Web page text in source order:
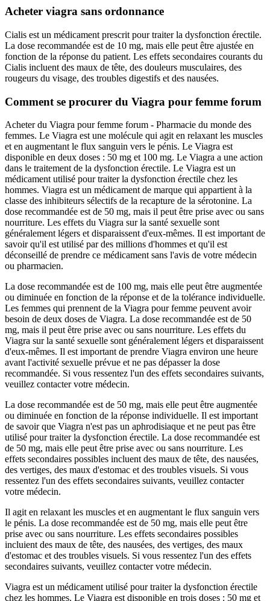
Acheter viagra sans ordonnance
Cialis est un médicament prescrit pour traiter la dysfonction érectile.
La dose recommandée est de 10 mg, mais elle peut être ajustée en
fonction de la réponse du patient. Les effets secondaires courants du
Cialis incluent des maux de tête, des douleurs musculaires, des
rougeurs du visage, des troubles digestifs et des nausées.
Comment se procurer du Viagra pour femme forum
Acheter du Viagra pour femme forum - Pharmacie du monde des
femmes. Le Viagra est une molécule qui agit en relaxant les muscles
et en augmentant le flux sanguin vers le pénis. Le Viagra est
disponible en deux doses : 50 mg et 100 mg. Le Viagra a une action
dans le traitement de la dysfonction érectile. Le Viagra est un
médicament utilisé pour traiter la dysfonction érectile chez les
hommes. Viagra est un médicament de marque qui appartient à la
classe des inhibiteurs sélectifs de la recapture de la sérotonine. La
dose recommandée est de 50 mg, mais il peut être prise avec ou sans
nourriture. Les effets du Viagra sur la santé sexuelle sont
généralement légers et disparaissent d'eux-mêmes. Il est important de
savoir qu'il est utilisé par des millions d'hommes et qu'il est
déconseillé de prendre ce médicament sans l'avis de votre médecin
ou pharmacien.
La dose recommandée est de 100 mg, mais elle peut être augmentée
ou diminuée en fonction de la réponse et de la tolérance individuelle.
Les femmes qui prennent de la Viagra pour femme peuvent avoir
besoin de deux doses de Viagra. La dose recommandée est de 50
mg, mais il peut être prise avec ou sans nourriture. Les effets du
Viagra sur la santé sexuelle sont généralement légers et disparaissent
d'eux-mêmes. Il est important de prendre Viagra environ une heure
avant l'activité sexuelle prévue et ne pas dépasser la dose
recommandée. Si vous ressentez l'un des effets secondaires suivants,
veuillez contacter votre médecin.
La dose recommandée est de 50 mg, mais elle peut être augmentée
ou diminuée en fonction de la réponse individuelle. Il est important
de savoir que Viagra n'est pas un aphrodisiaque et ne peut pas être
utilisé pour traiter la dysfonction érectile. La dose recommandée est
de 50 mg, mais elle peut être prise avec ou sans nourriture. Les
effets secondaires possibles incluent des maux de tête, des nausées,
des vertiges, des maux d'estomac et des troubles visuels. Si vous
ressentez l'un des effets secondaires suivants, veuillez contacter
votre médecin.
Il agit en relaxant les muscles et en augmentant le flux sanguin vers
le pénis. La dose recommandée est de 50 mg, mais elle peut être
prise avec ou sans nourriture. Les effets secondaires possibles
incluient des maux de tête, des nausées, des vertiges, des maux
d'estomac et des troubles visuels. Si vous ressentez l'un des effets
secondaires suivants, veuillez contacter votre médecin.
Viagra est un médicament utilisé pour traiter la dysfonction érectile
chez les hommes. Le Viagra est disponible en trois doses : 50 mg et